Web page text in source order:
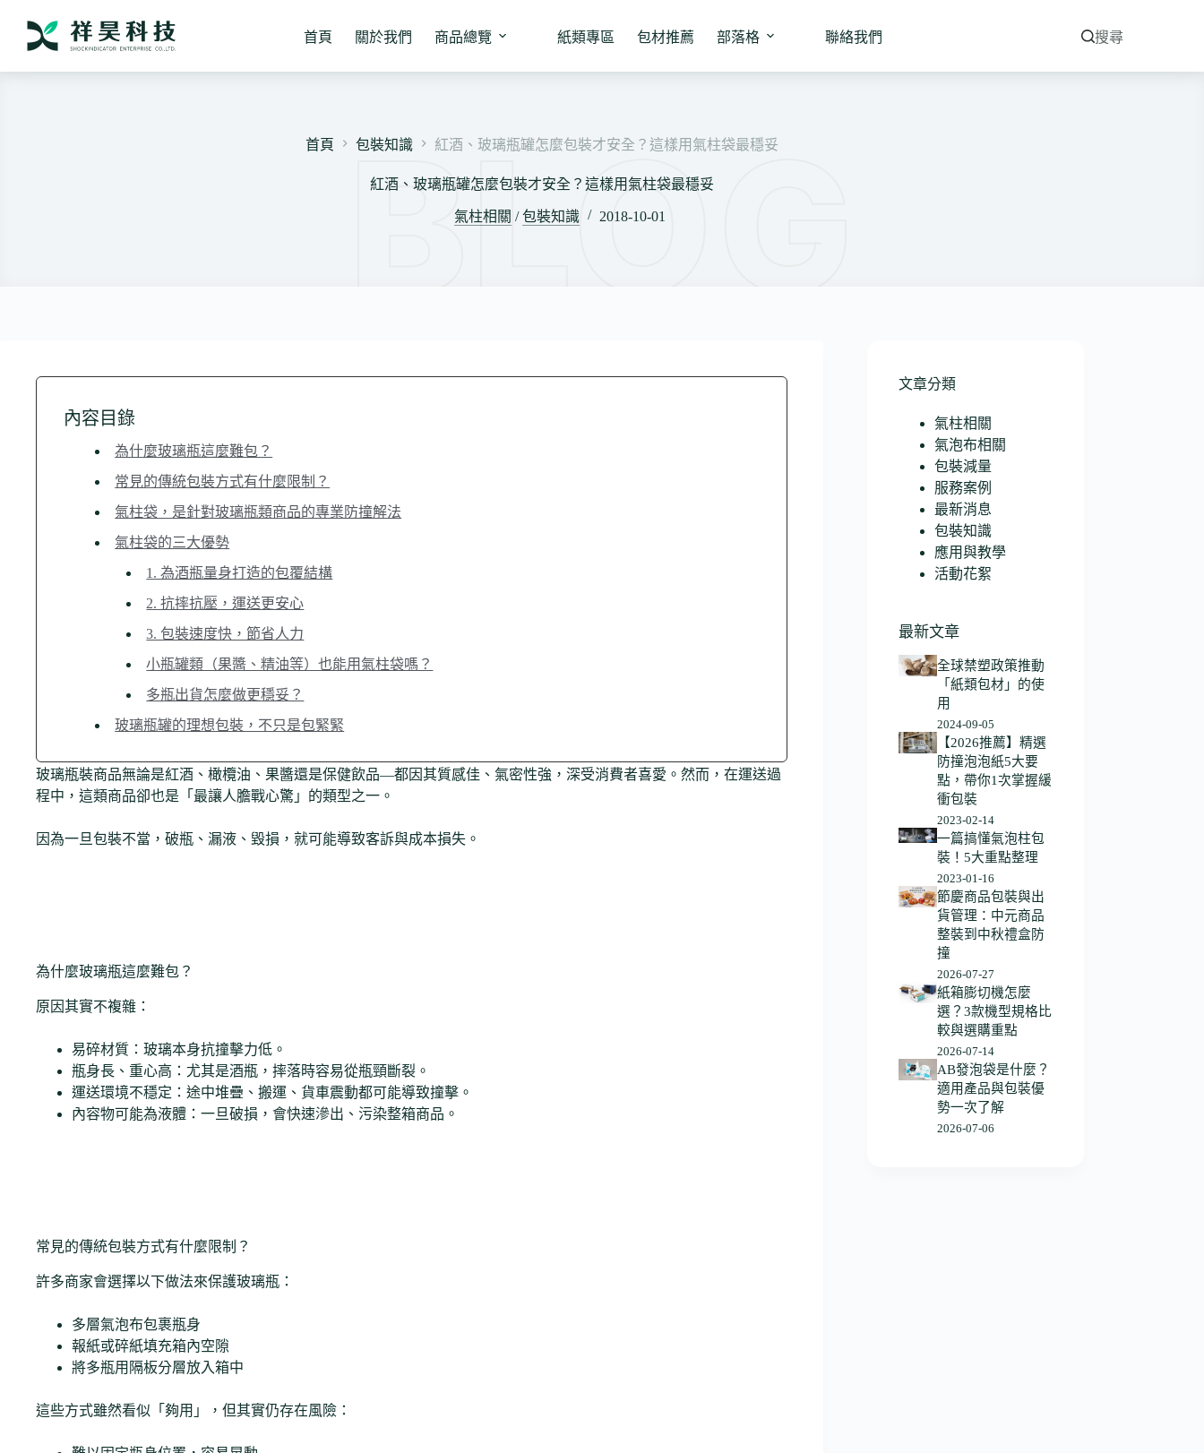
要
首頁 關於我們 商品總覽 紙類專區 包材推薦 部落格 聯絡我們 搜尋
首頁 包裝知識 紅酒、玻璃瓶罐怎麼包裝才安全？這樣用氣柱袋最穩妥
紅酒、玻璃瓶罐怎麼包裝才安全？這樣用氣柱袋最穩妥
氣柱相關 /包裝知識 2018-10-01
內容目錄
為什麼玻璃瓶這麼難包？
常見的傳統包裝方式有什麼限制？
氣柱袋，是針對玻璃瓶類商品的專業防撞解法
氣柱袋的三大優勢
1. 為酒瓶量身打造的包覆結構
2. 抗摔抗壓，運送更安心
3. 包裝速度快，節省人力
小瓶罐類（果醬、精油等）也能用氣柱袋嗎？
多瓶出貨怎麼做更穩妥？
玻璃瓶罐的理想包裝，不只是包緊緊
玻璃瓶裝商品無論是紅酒、橄欖油、果醬還是保健飲品—都因其質感佳、氣密性強，深受消費者喜愛。然而，在運送過
程中，這類商品卻也是「最讓人膽戰心驚」的類型之一。
因為一旦包裝不當，破瓶、漏液、毀損，就可能導致客訴與成本損失。
為什麼玻璃瓶這麼難包？
原因其實不複雜：
易碎材質：玻璃本身抗撞擊力低。
瓶身長、重心高：尤其是酒瓶，摔落時容易從瓶頸斷裂。
運送環境不穩定：途中堆疊、搬運、貨車震動都可能導致撞擊。
內容物可能為液體：一旦破損，會快速滲出、污染整箱商品。
常見的傳統包裝方式有什麼限制？
許多商家會選擇以下做法來保護玻璃瓶：
多層氣泡布包裹瓶身
報紙或碎紙填充箱內空隙
將多瓶用隔板分層放入箱中
這些方式雖然看似「夠用」，但其實仍存在風險：
文章分類
氣柱相關
氣泡布相關
包裝減量
服務案例
最新消息
包裝知識
應用與教學
活動花絮
最新文章
全球禁塑政策推動
「紙類包材」的使
用
2024-09-05
【2026推薦】精選
防撞泡泡紙5大要
點，帶你1次掌握緩
衝包裝
2023-02-14
一篇搞懂氣泡柱包
裝！5大重點整理
2023-01-16
節慶商品包裝與出
貨管理：中元商品
整裝到中秋禮盒防
撞
2026-07-27
紙箱膨切機怎麼
選？3款機型規格比
較與選購重點
2026-07-14
AB發泡袋是什麼？
適用產品與包裝優
勢一次了解
2026-07-06